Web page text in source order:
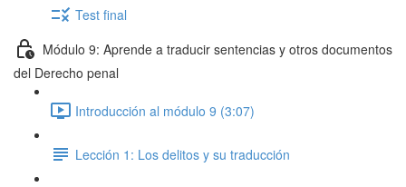
Test final
Módulo 9: Aprende a traducir sentencias y otros documentos
del Derecho penal
Introducción al módulo 9 (3:07)
Lección 1: Los delitos y su traducción